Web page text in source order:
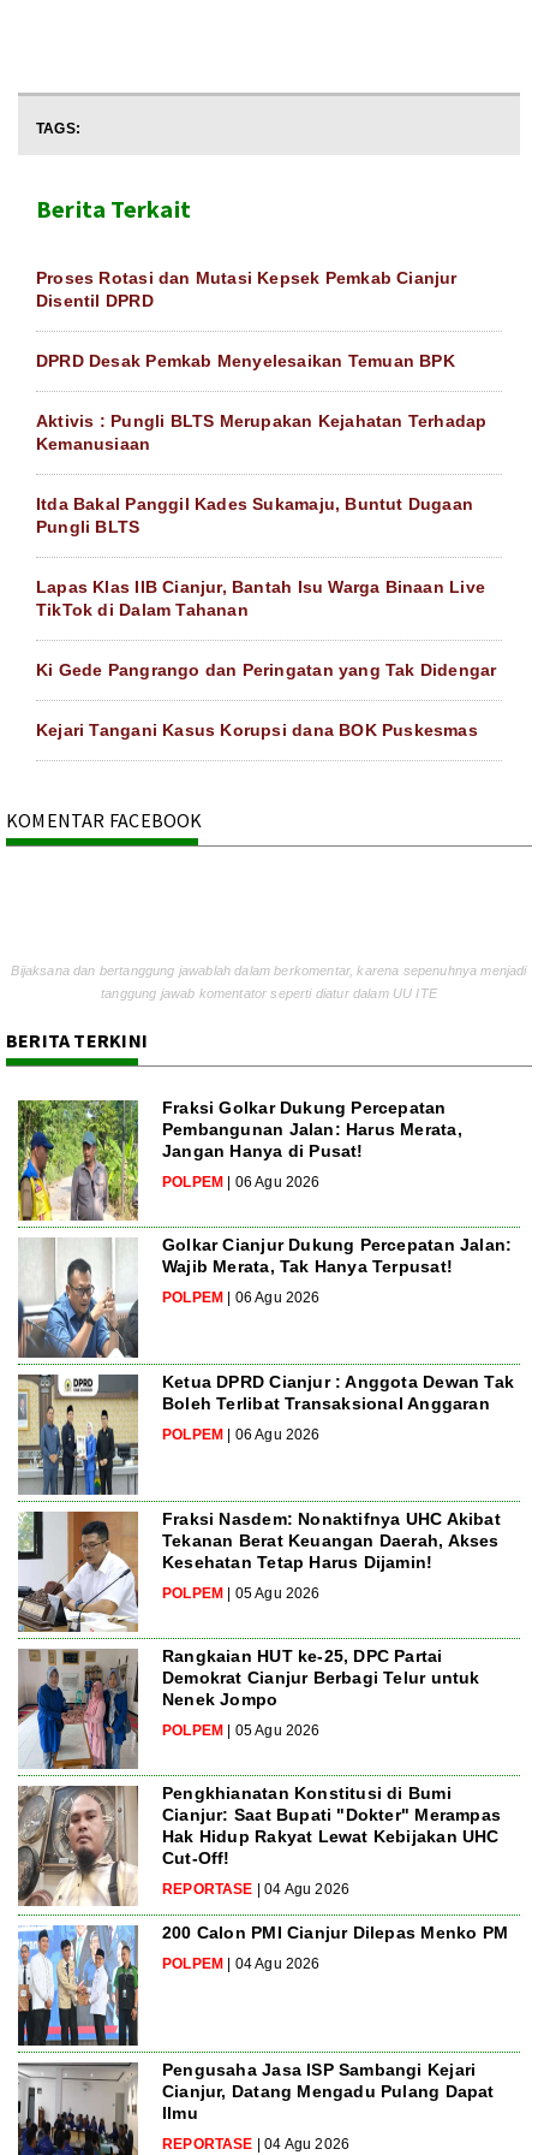
TAGS:
Berita Terkait
Proses Rotasi dan Mutasi Kepsek Pemkab Cianjur
Disentil DPRD
DPRD Desak Pemkab Menyelesaikan Temuan BPK
Aktivis : Pungli BLTS Merupakan Kejahatan Terhadap
Kemanusiaan
Itda Bakal Panggil Kades Sukamaju, Buntut Dugaan
Pungli BLTS
Lapas Klas IIB Cianjur, Bantah Isu Warga Binaan Live
TikTok di Dalam Tahanan
Ki Gede Pangrango dan Peringatan yang Tak Didengar
Kejari Tangani Kasus Korupsi dana BOK Puskesmas
KOMENTAR FACEBOOK
Bijaksana dan bertanggung jawablah dalam berkomentar, karena sepenuhnya menjadi
tanggung jawab komentator seperti diatur dalam UU ITE
BERITA TERKINI
Fraksi Golkar Dukung Percepatan
Pembangunan Jalan: Harus Merata,
Jangan Hanya di Pusat!
POLPEM | 06 Agu 2026
Golkar Cianjur Dukung Percepatan Jalan:
Wajib Merata, Tak Hanya Terpusat!
POLPEM | 06 Agu 2026
Ketua DPRD Cianjur : Anggota Dewan Tak
Boleh Terlibat Transaksional Anggaran
POLPEM | 06 Agu 2026
Fraksi Nasdem: Nonaktifnya UHC Akibat
Tekanan Berat Keuangan Daerah, Akses
Kesehatan Tetap Harus Dijamin!
POLPEM | 05 Agu 2026
Rangkaian HUT ke-25, DPC Partai
Demokrat Cianjur Berbagi Telur untuk
Nenek Jompo
POLPEM | 05 Agu 2026
Pengkhianatan Konstitusi di Bumi
Cianjur: Saat Bupati "Dokter" Merampas
Hak Hidup Rakyat Lewat Kebijakan UHC
Cut-Off!
REPORTASE | 04 Agu 2026
200 Calon PMI Cianjur Dilepas Menko PM
POLPEM | 04 Agu 2026
Pengusaha Jasa ISP Sambangi Kejari
Cianjur, Datang Mengadu Pulang Dapat
Ilmu
REPORTASE | 04 Agu 2026